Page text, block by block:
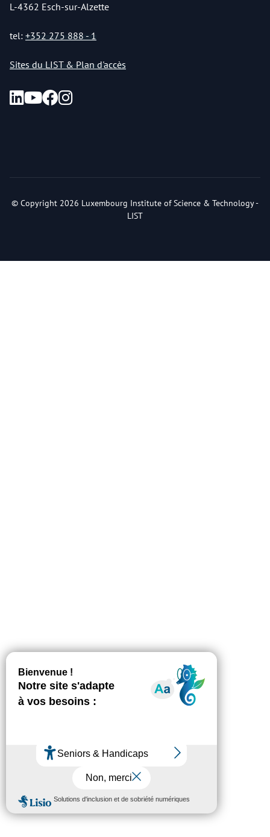
L-4362 Esch-sur-Alzette
tel: +352 275 888 - 1
Sites du LIST & Plan d'accès
© Copyright 2026 Luxembourg Institute of Science & Technology -
LIST